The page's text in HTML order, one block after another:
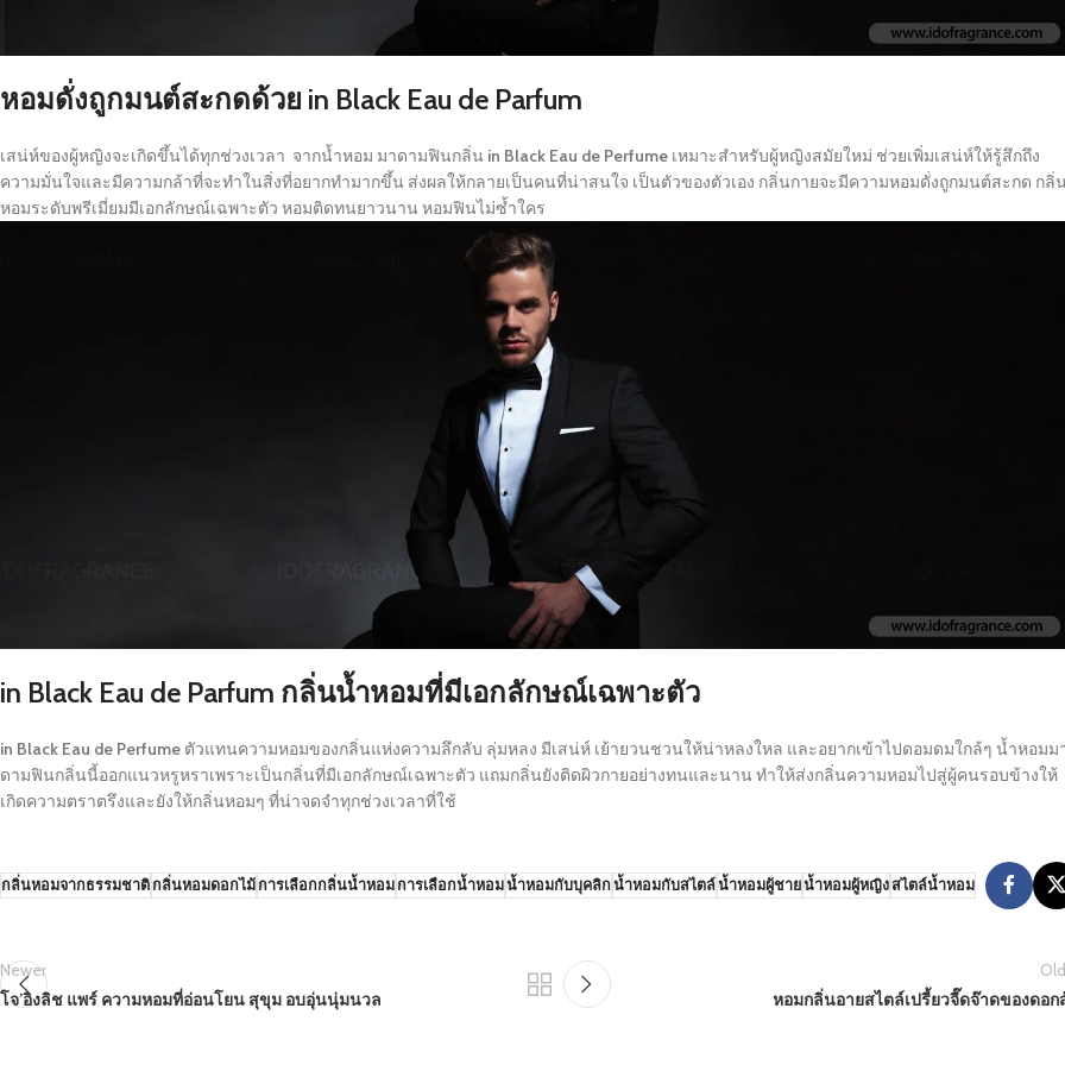
หอมดั่งถูกมนต์สะกดด้วย in Black Eau de Parfum
เสน่ห์ของผู้หญิงจะเกิดขึ้นได้ทุกช่วงเวลา จากน้ำหอม มาดามฟินกลิ่น in Black Eau de Perfume เหมาะสำหรับผู้หญิงสมัยใหม่ ช่วยเพิ่มเสน่ห์ให้รู้สึกถึง
ความมั่นใจและมีความกล้าที่จะทำในสิ่งที่อยากทำมากขึ้น ส่งผลให้กลายเป็นคนที่น่าสนใจ เป็นตัวของตัวเอง กลิ่นกายจะมีความหอมดั่งถูกมนต์สะกด กลิ่
หอมระดับพรีเมี่ยมมีเอกลักษณ์เฉพาะตัว หอมติดทนยาวนาน หอมฟินไม่ซ้ำใคร
in Black Eau de Parfum กลิ่นน้ำหอมที่มีเอกลักษณ์เฉพาะตัว
in Black Eau de Perfume ตัวแทนความหอมของกลิ่นแห่งความลึกลับ ลุ่มหลง มีเสน่ห์ เย้ายวนชวนให้น่าหลงใหล และอยากเข้าไปดอมดมใกล้ๆ น้ำหอมม
ดามฟินกลิ่นนี้ออกแนวหรูหราเพราะเป็นกลิ่นที่มีเอกลักษณ์เฉพาะตัว แถมกลิ่นยังติดผิวกายอย่างทนและนาน ทำให้ส่งกลิ่นความหอมไปสู่ผู้คนรอบข้างให้
เกิดความตราตรึงและยังให้กลิ่นหอมๆ ที่น่าจดจำทุกช่วงเวลาที่ใช้
กลิ่นหอมจากธรรมชาติกลิ่นหอมดอกไม้การเลือกกลิ่นน้ำหอมการเลือกน้ำหอมน้ำหอมกับบุคลิกน้ำหอมกับสไตล์น้ำหอมผู้ชายน้ำหอมผู้หญิงสไตล์น้ำหอม
Newer
โจ’อิงลิช แพร์ ความหอมที่อ่อนโยน สุขุม อบอุ่นนุ่มนวล
หอมกลิ่นอายสไตล์เปรี้ยวจี๊ดจ๊าดของดอก